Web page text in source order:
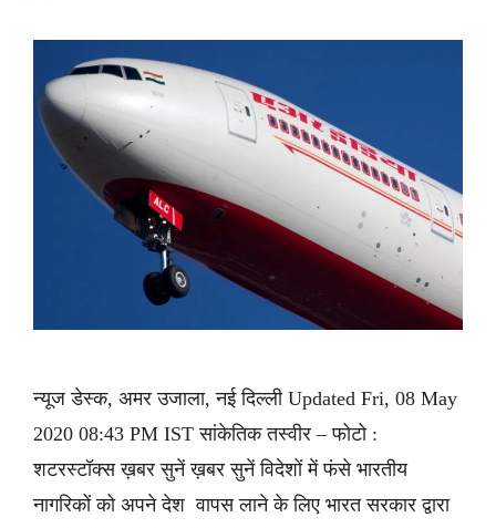
न्यूज डेस्क, अमर उजाला, नई दिल्ली Updated Fri, 08 May
2020 08:43 PM IST सांकेतिक तस्वीर – फोटो :
शटरस्टॉक्स ख़बर सुनें ख़बर सुनें विदेशों में फंसे भारतीय
नागरिकों को अपने देश वापस लाने के लिए भारत सरकार द्वारा